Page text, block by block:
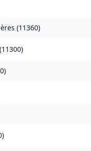
(11360)
(11300)
)
)